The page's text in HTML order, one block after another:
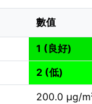
數值
1 (良好)
2 (低)
200.0 µg/